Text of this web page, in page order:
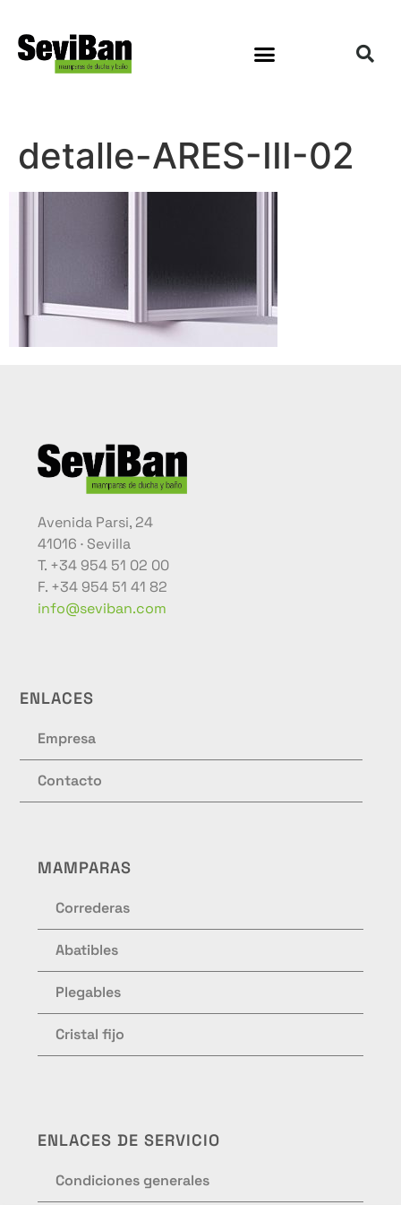
detalle-ARES-III-02
Avenida Parsi, 24
41016 · Sevilla
T. +34 954 51 02 00
F. +34 954 51 41 82
info@seviban.com
ENLACES
Empresa
Contacto
MAMPARAS
Correderas
Abatibles
Plegables
Cristal fijo
ENLACES DE SERVICIO
Condiciones generales